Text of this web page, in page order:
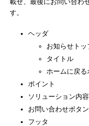
す。
ヘッダ
お知らせト
タイトル
ホームに戻る
ポイント
ソリューション内容
お問い合わせボタン
フッタ